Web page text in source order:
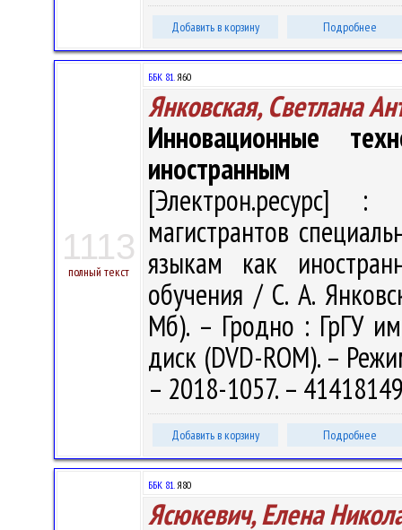
Добавить в корзину Подробнее
1113
полный текст
ББК 81.Я60
Янковская, Светлана
Инновационные
иностранным
[Электрон.ресурс] :
магистрантов
языкам как
обучения / С. А.
Мб). – Гродно : ГрГУ
диск (DVD-ROM). –
– 2018-1057. –
Добавить в корзину Подробнее
ББК 81.Я80
Ясюкевич, Елена